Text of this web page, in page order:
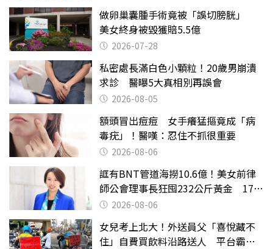
做卵巢囊腫手術竟被「誤切膀胱」
美女終身被毀獲賠5.5億
2026-07-28
私密處長滿白色小顆粒！20歲男崩潰
求診 醫曝5大真相別再誤會
2026-08-05
額頭冒出痘痘 女手癢猛摳竟成「病
毒疣」！醫嘆：忍住不抓很重要
2026-08-06
誆有BNT管道海撈10.6億！美女前律
師公會理事長狂囤232公斤黃金 17人
遭起訴
2026-08-06
女兒考上北大！外送員父「喜悅藏不
住」自費買飲料沿路送人 平台霸氣